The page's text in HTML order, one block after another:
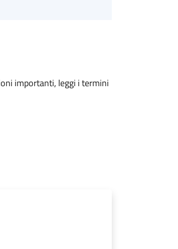
importanti, leggi i termini